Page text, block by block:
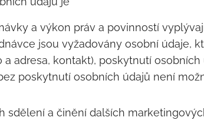
a výkon práv a povinností
jsou vyžadovány osobní údaje,
a adresa, kontakt), poskytnutí
poskytnutí osobních údajů není
sdělení a činění dalších